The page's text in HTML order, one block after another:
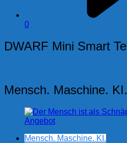
0
DWARF Mini Smart
Mensch. Maschine. KI.
Mensch. Maschine. KI.